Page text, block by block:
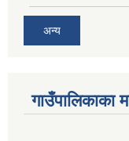
अन्य
गाउँपालिकाका